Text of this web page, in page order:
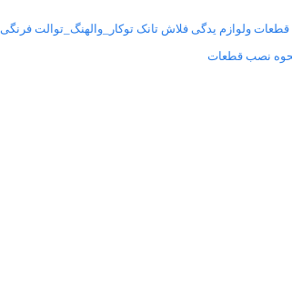
ولوازم یدگی فلاش تانک توکار_والهنگ_توالت فرنگی
نصب قطعات